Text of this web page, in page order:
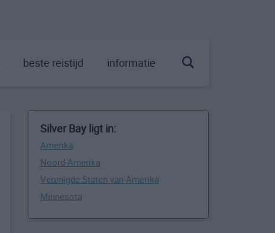
beste reistijd informatie
Silver Bay ligt in:
Amerika
Noord-Amerika
Verenigde Staten van Amerika
Minnesota